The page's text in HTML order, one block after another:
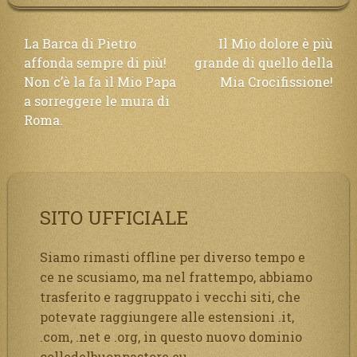
Navigazione
articoli
La Barca di Pietro
affonda sempre di più!
Non c’è la fa il Mio Papa
a sorreggere le mura di
Roma.
Il Mio dolore è più
grande di quello della
Mia Crocifissione!
SITO UFFICIALE
Siamo rimasti offline per diverso tempo e
ce ne scusiamo, ma nel frattempo, abbiamo
trasferito e raggruppato i vecchi siti, che
potevate raggiungere alle estensioni .it,
.com, .net e .org, in questo nuovo dominio